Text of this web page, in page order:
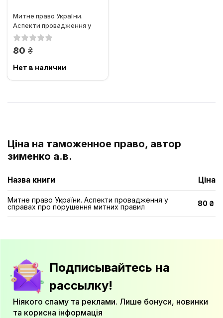
Митне право України.
Аспекти провадження у
справах про порушення
80 грн.
Нет в наличии
Ціна на таможенное право, автор
зименко а.в.
Назва книги Ціна
Митне право України. Аспекти провадження у
справах про порушення митних правил
80 ₴
Подписывайтесь на
рассылку!
Ніякого спаму та реклами. Лише бонуси, новинки
та корисна інформація